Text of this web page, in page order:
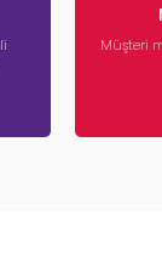
Müşteri